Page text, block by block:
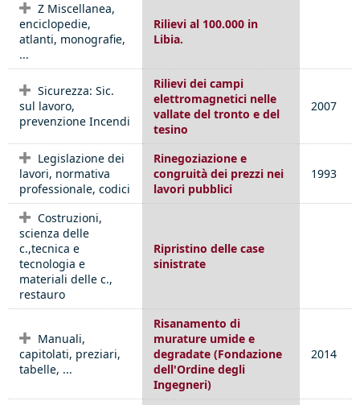
Z Miscellanea,
enciclopedie,
atlanti, monografie,
...
Rilievi al 100.000 in
Libia.
Sicurezza: Sic.
sul lavoro,
prevenzione Incendi
Rilievi dei campi
elettromagnetici nelle
vallate del tronto e del
tesino
2007
Legislazione dei
lavori, normativa
professionale, codici
Rinegoziazione e
congruità dei prezzi nei
lavori pubblici
1993
Costruzioni,
scienza delle
c.,tecnica e
tecnologia e
materiali delle c.,
restauro
Ripristino delle case
sinistrate
Manuali,
capitolati, preziari,
tabelle, ...
Risanamento di
murature umide e
degradate (Fondazione
dell'Ordine degli
Ingegneri)
2014